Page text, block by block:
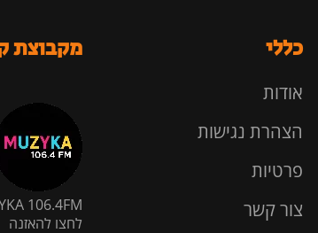
כללי
אודות
הצהרת נגישות
פרטיות
צור קשר
מקבוצת
106.4FM
לחצו להאזנה